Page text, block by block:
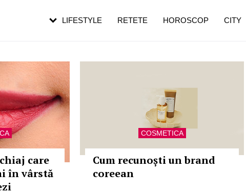
care
în vârstă
COSMETICA
Cum recunoști un brand
coreean
LIFESTYLE RETETE HOROSCOP CITY
pe măsură ce înaintezi în vârstă